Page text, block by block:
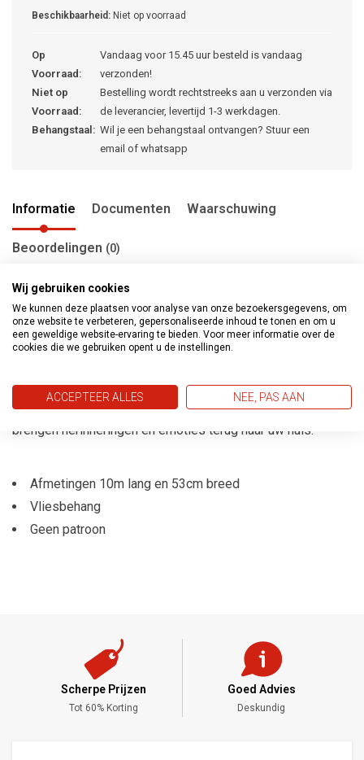
Beschikbaarheid: Niet op voorraad
Op
Voorraad:
Vandaag voor 15.45 uur besteld is vandaag
verzonden!
Niet op
Voorraad:
Bestelling wordt rechtstreeks aan u verzonden via
de leverancier, levertijd 1-3 werkdagen.
Behangstaal: Wil je een behangstaal ontvangen? Stuur een
email of whatsapp
Informatie Documenten Waarschuwing
Beoordelingen (0)
Metropolitan stories Travel Styles gaat verder met het
ontdekken van de wereld door middel van vijf
en prachtige ervaringen van verre landen, steden en
culturen. De nieuwe expressieve kleuren en patronen
brengen herinneringen en emoties terug naar uw huis.
Afmetingen 10m lang en 53cm breed
Vliesbehang
Geen patroon
Scherpe Prijzen
Tot 60% Korting
Goed Advies
Deskundig
Wij gebruiken cookies
We kunnen deze plaatsen voor analyse van onze bezoekersgegevens, om
onze website te verbeteren, gepersonaliseerde inhoud te tonen en om u
een geweldige website-ervaring te bieden. Voor meer informatie over de
cookies die we gebruiken opent u de instellingen.
ACCEPTEER ALLES NEE, PAS AAN